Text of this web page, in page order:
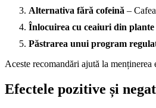
Alternativa fără cofeină –
Înlocuirea cu ceaiuri din plante
Păstrarea unui program
Aceste recomandări ajută la
Efectele pozitive și